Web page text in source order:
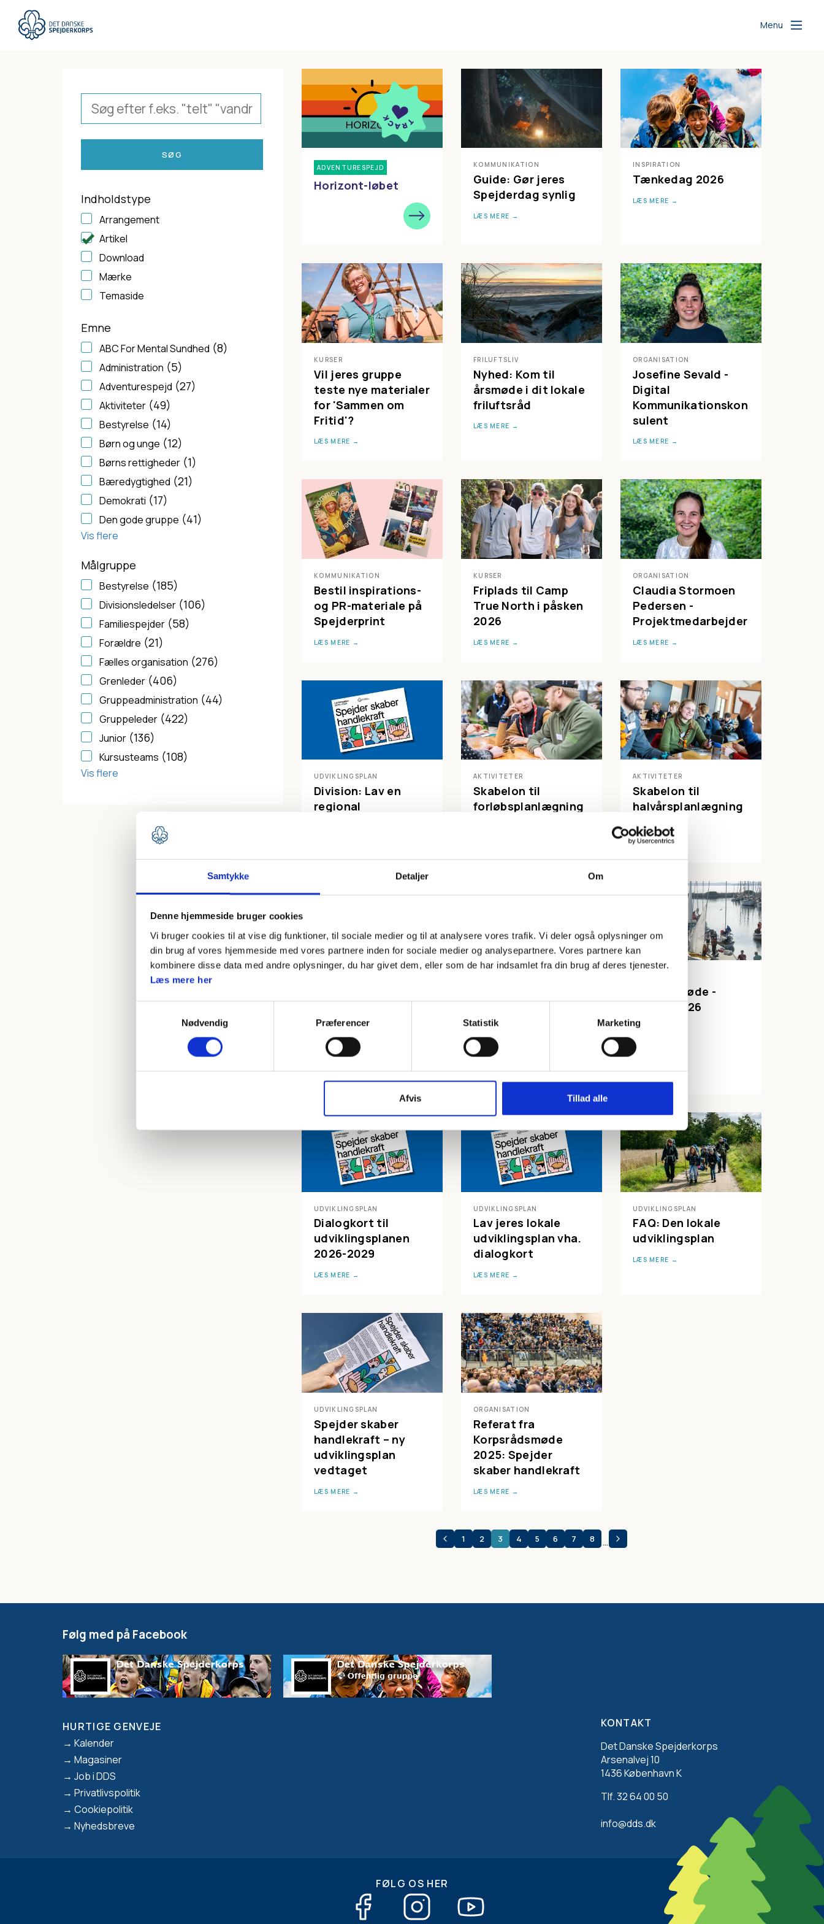
Samtykke Detaljer Om
Denne hjemmeside bruger cookies
Vi bruger cookies til at vise dig funktioner, til sociale medier og til at analysere vores trafik. Vi deler også oplysninger om
din brug af vores hjemmeside med vores partnere inden for sociale medier og analysepartnere. Vores partnere kan
kombinere disse data med andre oplysninger, du har givet dem, eller som de har indsamlet fra din brug af deres tjenester.
Læs mere her
Nødvendig
Præferencer Statistik Marketing
Afvis Tillad alle
hovedindhold
Menu
Indholdstype
Arrangement
Artikel
Download
Mærke
Temaside
Emne
ABC For Mental Sundhed (8)
Administration (5)
Adventurespejd (27)
Aktiviteter (49)
Bestyrelse (14)
Børn og unge (12)
Børns rettigheder (1)
Bæredygtighed (21)
Demokrati (17)
Den gode gruppe (41)
Vis flere
Målgruppe
Bestyrelse (185)
Divisionsledelser (106)
Familiespejder (58)
Forældre (21)
Fælles organisation (276)
Grenleder (406)
Gruppeadministration (44)
Gruppeleder (422)
Junior (136)
Kursusteams (108)
Vis flere
ADVENTURESPEJD
Horizont-løbet
KOMMUNIKATION
Guide: Gør jeres
Spejderdag synlig
LÆS MERE
INSPIRATION
Tænkedag 2026
LÆS MERE
KURSER
Vil jeres gruppe
teste nye materialer
for 'Sammen om
Fritid'?
LÆS MERE
FRILUFTSLIV
Nyhed: Kom til
årsmøde i dit lokale
friluftsråd
LÆS MERE
ORGANISATION
Josefine Sevald -
Digital
Kommunikationskon
sulent
LÆS MERE
KOMMUNIKATION
Bestil inspirations-
og PR-materiale på
Spejderprint
LÆS MERE
KURSER
Friplads til Camp
True North i påsken
2026
LÆS MERE
ORGANISATION
Claudia Stormoen
Pedersen -
Projektmedarbejder
LÆS MERE
UDVIKLINGSPLAN
Division: Lav en
regional
AKTIVITETER
Skabelon til
forløbsplanlægning
AKTIVITETER
Skabelon til
halvårsplanlægning
LÆS MERE
Spejderdag
LÆS MERE
opnå
momskompensation
– vil du hjælpe?
Søledermøde -
Januar 2026
LÆS MERE
UDVIKLINGSPLAN
Dialogkort til
udviklingsplanen
2026-2029
LÆS MERE
UDVIKLINGSPLAN
Lav jeres lokale
udviklingsplan vha.
dialogkort
LÆS MERE
UDVIKLINGSPLAN
FAQ: Den lokale
udviklingsplan
LÆS MERE
UDVIKLINGSPLAN
Spejder skaber
handlekraft – ny
udviklingsplan
vedtaget
LÆS MERE
ORGANISATION
Referat fra
Korpsrådsmøde
2025: Spejder
skaber handlekraft
LÆS MERE
1 2 3 4 5 6 7 8 …
Følg med på Facebook
KONTAKT
Det Danske Spejderkorps
Arsenalvej 10
1436 København K
Tlf. 32 64 00 50
info@dds.dk
Footer
HURTIGE GENVEJE
Kalender
Magasiner
Job i DDS
Privatlivspolitik
Cookiepolitik
Nyhedsbreve
FØLG OS HER